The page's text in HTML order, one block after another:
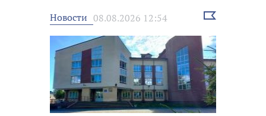
Новости 08.08.2026 12:54
Выбрать